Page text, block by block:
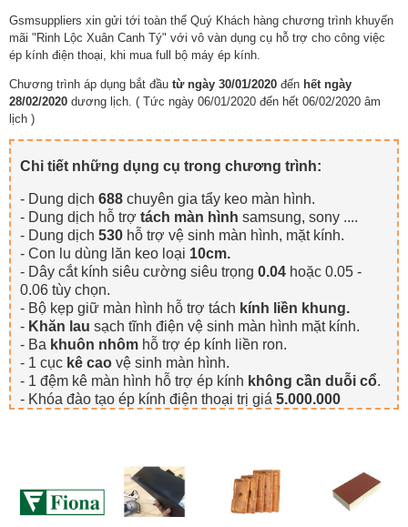
Gsmsuppliers xin gửi tới toàn thể Quý Khách hàng chương trình khuyến
mãi "Rinh Lộc Xuân Canh Tý" với vô vàn dụng cụ hỗ trợ cho công việc
ép kính điện thoại, khi mua full bộ máy ép kính.
Chương trình áp dụng bắt đầu từ ngày 30/01/2020 đến hết ngày
28/02/2020 dương lịch. ( Tức ngày 06/01/2020 đến hết 06/02/2020 âm
lịch )
Chi tiết những dụng cụ trong chương trình:
- Dung dịch 688 chuyên gia tẩy keo màn hình.
- Dung dịch hỗ trợ tách màn hình samsung, sony ....
- Dung dịch 530 hỗ trợ vệ sinh màn hình, mặt kính.
- Con lu dùng lăn keo loại 10cm.
- Dây cắt kính siêu cường siêu trọng 0.04 hoặc 0.05 -
0.06 tùy chọn.
- Bộ kẹp giữ màn hình hỗ trợ tách kính liền khung.
- Khăn lau sạch tĩnh điện vệ sinh màn hình mặt kính.
- Ba khuôn nhôm hỗ trợ ép kính liền ron.
- 1 cục kê cao vệ sinh màn hình.
- 1 đệm kê màn hình hỗ trợ ép kính không cần duỗi cổ.
- Khóa đào tạo ép kính điện thoại trị giá 5.000.000